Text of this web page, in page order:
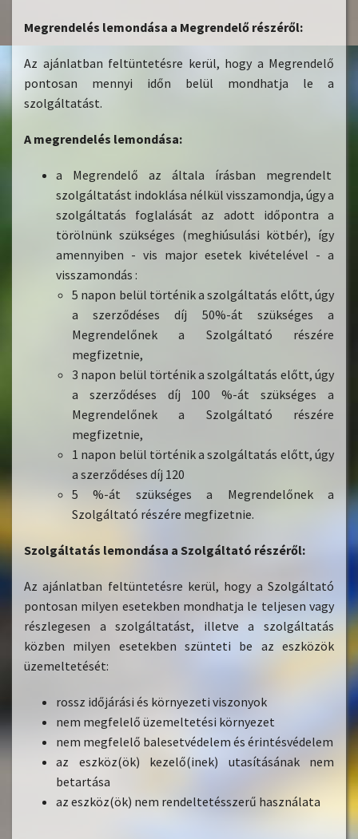
Megrendelés lemondása a Megrendelő részéről:
Az ajánlatban feltüntetésre kerül, hogy a Megrendelő
pontosan mennyi időn belül mondhatja le a
szolgáltatást.
A megrendelés lemondása:
a Megrendelő az általa írásban megrendelt
szolgáltatást indoklása nélkül visszamondja, úgy a
szolgáltatás foglalását az adott időpontra a
törölnünk szükséges (meghiúsulási kötbér), így
amennyiben - vis major esetek kivételével - a
visszamondás :
5 napon belül történik a szolgáltatás előtt, úgy
a szerződéses díj 50%-át szükséges a
Megrendelőnek a Szolgáltató részére
megfizetnie,
3 napon belül történik a szolgáltatás előtt, úgy
a szerződéses díj 100 %-át szükséges a
Megrendelőnek a Szolgáltató részére
megfizetnie,
1 napon belül történik a szolgáltatás előtt, úgy
a szerződéses díj 120
5 %-át szükséges a Megrendelőnek a
Szolgáltató részére megfizetnie.
Szolgáltatás lemondása a Szolgáltató részéről:
Az ajánlatban feltüntetésre kerül, hogy a Szolgáltató
pontosan milyen esetekben mondhatja le teljesen vagy
részlegesen a szolgáltatást, illetve a szolgáltatás
közben milyen esetekben szünteti be az eszközök
üzemeltetését:
rossz időjárási és környezeti viszonyok
nem megfelelő üzemeltetési környezet
nem megfelelő balesetvédelem és érintésvédelem
az eszköz(ök) kezelő(inek) utasításának nem
betartása
az eszköz(ök) nem rendeltetésszerű használata